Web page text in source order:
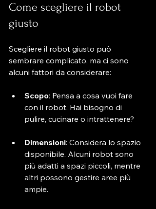
Come scegliere il robot
giusto
Scegliere il robot giusto può
sembrare complicato, ma ci sono
alcuni fattori da considerare:
Scopo: Pensa a cosa vuoi fare
con il robot. Hai bisogno di
pulire, cucinare o intrattenere?
Dimensioni: Considera lo spazio
disponibile. Alcuni robot sono
più adatti a spazi piccoli, mentre
altri possono gestire aree più
ampie.